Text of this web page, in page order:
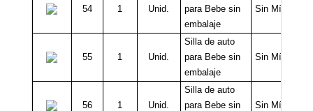
54 1 Unid.
para Bebe sin
embalaje
Sin Mínimo
55 1 Unid.
Silla de auto
para Bebe sin
embalaje
Sin Mínimo
56 1 Unid.
Silla de auto
para Bebe sin
Sin Mínimo